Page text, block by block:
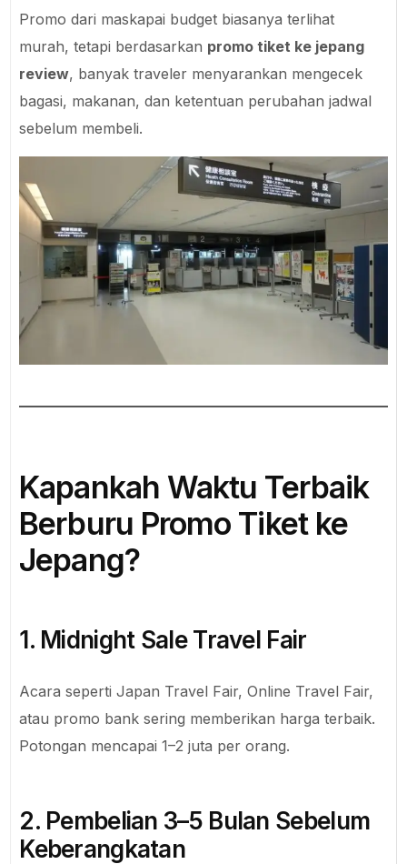
Promo dari maskapai budget biasanya terlihat
murah, tetapi berdasarkan promo tiket ke jepang
review, banyak traveler menyarankan mengecek
bagasi, makanan, dan ketentuan perubahan jadwal
sebelum membeli.
Kapankah Waktu Terbaik
Berburu Promo Tiket ke
Jepang?
1. Midnight Sale Travel Fair
Acara seperti Japan Travel Fair, Online Travel Fair,
atau promo bank sering memberikan harga terbaik.
Potongan mencapai 1–2 juta per orang.
2. Pembelian 3–5 Bulan Sebelum
Keberangkatan